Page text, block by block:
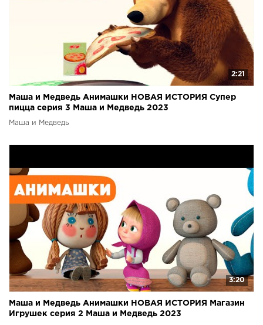
2:21
Маша и Медведь Анимашки НОВАЯ ИСТОРИЯ Супер
пицца серия 3 Маша и Медведь 2023
Маша и Медведь
3:20
Маша и Медведь Анимашки НОВАЯ ИСТОРИЯ Магазин
Игрушек серия 2 Маша и Медведь 2023